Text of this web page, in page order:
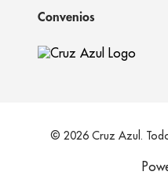
Convenios
© 2026 Cruz Azul.